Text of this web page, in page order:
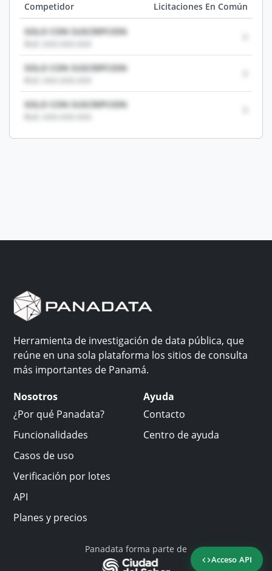
Acceso API
Competidor Licitaciones En Común
SOLO CON SUSCRIPCION
SOLO CON SUSCRIPCION
SOLO CON SUSCRIPCION
Herramienta de investigación de data pública, que
reúne en una sola plataforma los sitios de consulta
más importantes de Panamá.
Nosotros
¿Por qué Panadata?
Funcionalidades
Casos de uso
Verificación por lotes
API
Planes y precios
Ayuda
Contacto
Centro de ayuda
Panadata forma parte de